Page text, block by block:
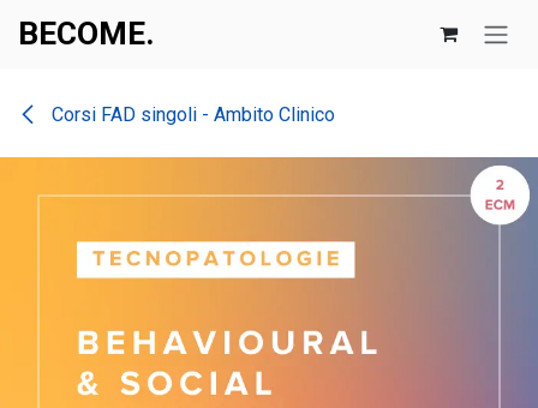
BECOME.​​
Corsi FAD singoli - Ambito Clinico